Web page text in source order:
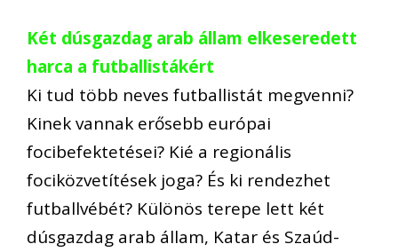
Két dúsgazdag arab állam elkeseredett
harca a futballistákért
Ki tud több neves futballistát megvenni?
Kinek vannak erősebb európai
focibefektetései? Kié a regionális
fociközvetítések joga? És ki rendezhet
futballvébét? Különös terepe lett két
dúsgazdag arab állam, Katar és Szaúd-